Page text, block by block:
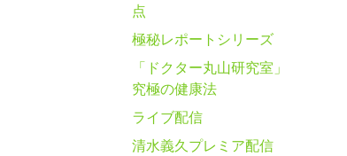
点
極秘レポートシリーズ
「ドクター丸山研究室」
究極の健康法
ライブ配信
清水義久プレミア配信